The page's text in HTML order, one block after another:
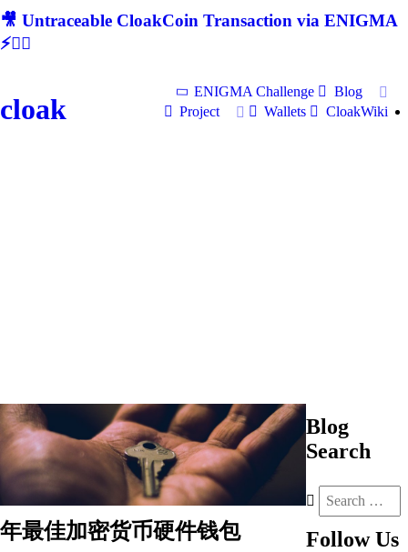
🎥 Untraceable CloakCoin Transaction via ENIGMA
⚡🕵‍♂
cloak
ENIGMA Challenge
Blog
Project
Wallets CloakWiki
年最佳加密货币硬件钱包
Blog
Search
Follow Us